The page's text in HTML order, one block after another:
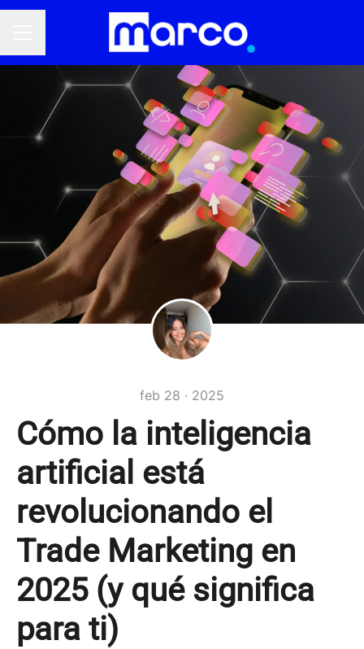
feb 28 · 2025
Cómo la inteligencia
artificial está
revolucionando el
Trade Marketing en
2025 (y qué significa
para ti)